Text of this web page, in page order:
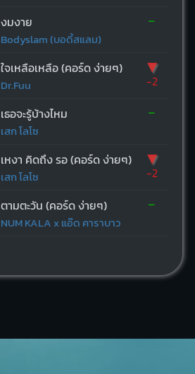
งมงาย
Bodyslam (บอดี้สแลม)
-
ใจเหลือเหลือ (คอร์ด ง่ายๆ)
Dr.Fuu
▼
-2
เธอจะรู้บ้างไหม
เสก โลโซ
-
เหงา คิดถึง รอ (คอร์ด ง่ายๆ)
เสก โลโซ
▼
-2
ตามตะวัน (คอร์ด ง่ายๆ)
NUM KALA x แอ๊ด คาราบาว
-